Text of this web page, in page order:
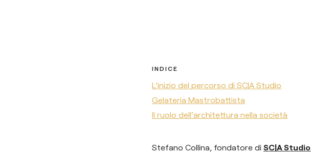
INDICE
L'inizio del percorso di SC|A Studio
Gelateria Mastrobattista
Il ruolo dell'architettura nella società
Stefano Collina, fondatore di SC|A Studio